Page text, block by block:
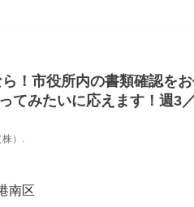
ら！市役所内の書類確認を
てみたいに応えます！週3
）.
南区